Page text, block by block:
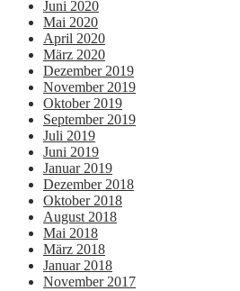
Juni 2020
Mai 2020
April 2020
März 2020
Dezember 2019
November 2019
Oktober 2019
September 2019
Juli 2019
Juni 2019
Januar 2019
Dezember 2018
Oktober 2018
August 2018
Mai 2018
März 2018
Januar 2018
November 2017